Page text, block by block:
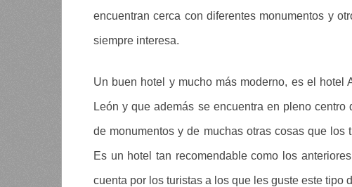
encuentran cerca con diferentes monumentos y
siempre interesa.
Un buen hotel y mucho más moderno, es el
León y que además se encuentra en pleno
de monumentos y de muchas otras cosas que
Es un hotel tan recomendable como los
cuenta por los turistas a los que les guste este tipo